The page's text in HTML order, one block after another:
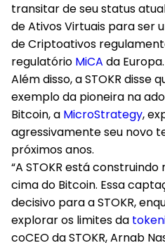
transitar de seu status
de Ativos Virtuais para ser
de Criptoativos
regulatório MiCA da Europa.
Além disso, a STOKR disse
exemplo da pioneira na
Bitcoin, a MicroStrategy,
agressivamente seu novo
próximos anos.
“A STOKR está
cima do Bitcoin. Essa
decisivo para a STOKR,
explorar os limites da
coCEO da STOKR, Arnab